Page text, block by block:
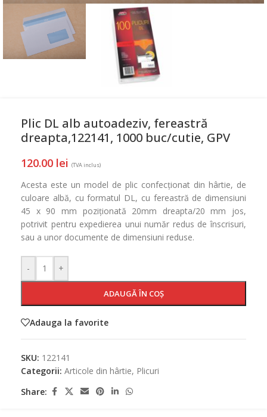
Plic DL alb autoadeziv, fereastră
dreapta,122141, 1000 buc/cutie, GPV
120.00 lei (TVA inclus)
Acesta este un model de plic confecționat din hârtie, de
culoare albă, cu formatul DL, cu fereastră de dimensiuni
45 x 90 mm poziționată 20mm dreapta/20 mm jos,
potrivit pentru expedierea unui număr redus de înscrisuri,
sau a unor documente de dimensiuni reduse.
- +
ADAUGĂ ÎN COȘ
Adauga la favorite
SKU: 122141
Categorii: Articole din hârtie, Plicuri
Share: